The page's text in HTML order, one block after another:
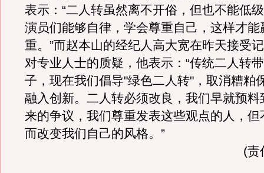
表示：“二人转虽然离不开俗，但也不能低
演员们能够自律，学会尊重自己，这样才能
重。”而赵本山的经纪人高大宽在昨天接受
对专业人士的质疑，他表示：“传统二人转
子，现在我们倡导"绿色二人转"，取消糟粕
融入创新。二人转必须改良，我们早就预料
来的争议，我们尊重发表这些观点的人，但
而改变我们自己的风格。”
(责